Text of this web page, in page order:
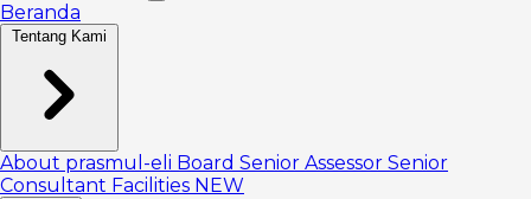
Beranda
Tentang Kami
About prasmul-eli Board Senior Assessor Senior
Consultant Facilities NEW